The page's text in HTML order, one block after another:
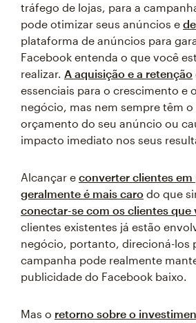
tráfego de lojas, para a
pode otimizar seus anúncios e
plataforma de anúncios para
Facebook entenda o que você
realizar. A aquisição e a retenção
essenciais para o crescimento e
negócio, mas nem sempre têm
orçamento do seu anúncio ou
impacto imediato nos seus
Alcançar e converter clientes
geralmente é mais caro do que
conectar-se com os clientes que
clientes existentes já estão
negócio, portanto, direcioná-los
campanha pode realmente
publicidade do Facebook baixo.
Mas o retorno sobre o